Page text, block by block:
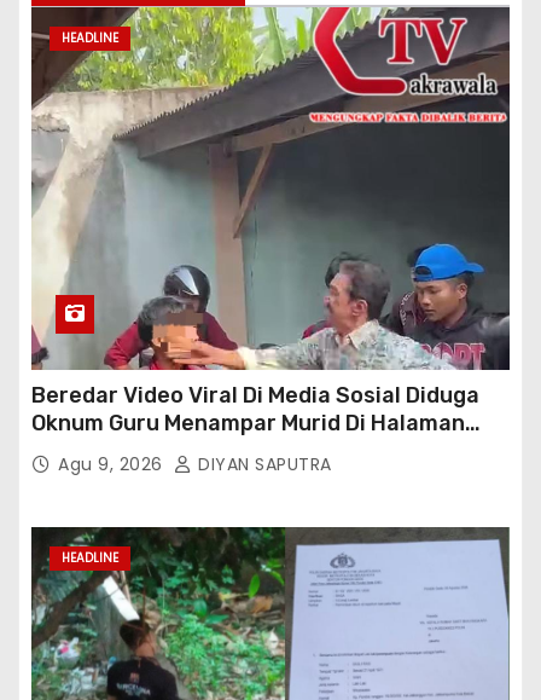
HEADLINE
Beredar Video Viral Di Media Sosial Diduga
Oknum Guru Menampar Murid Di Halaman
Parkir Sekolah
Agu 9, 2026 DIYAN SAPUTRA
HEADLINE